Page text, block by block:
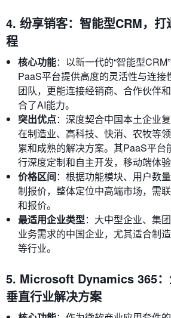
4. 纷享销客：智能型CRM，
程
核心功能：以新一代的“智能型
PaaS平台提供高度的灵活性与连接
团队，更能连接经销商、合作伙伴
合了AI能力。
突出优点：深度契合中国本土企业
在制造业、高科技、快消、农牧等
累和成熟的解决方案。其PaaS平台
行深度定制和自主开发，移动端体验
价格区间：根据功能模块、用户数
制报价，整体定位中高端市场，需
和报价。
最适用企业类型：大中型企业、集
业务需求的中国企业，尤其适合制
等行业。
5. Microsoft Dynamics 365：
垂直行业解决方案